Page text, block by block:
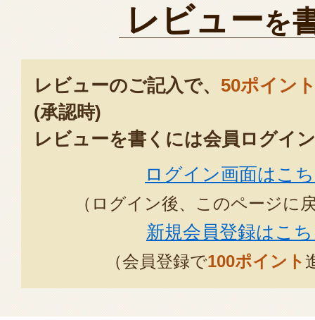
レビューを
レビューのご記入で、 50ポイン
(承認時)
レビューを書くには会員ログイ
ログイン画面はこ
（ログイン後、このページに
新規会員登録はこ
（会員登録で100ポイント